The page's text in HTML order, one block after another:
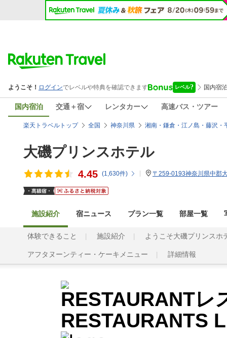
国内宿泊 交通＋宿 レンタカー 高速バス・ツアー
楽天トラベルトップ 全国 神奈川県 湘南・鎌倉・江ノ島・藤沢・
大磯プリンスホテル
4.45 (1,630件) 〒259-0193神奈川県中郡
施設紹介 宿ニュース プラン一覧 部屋一覧
体験できること 施設紹介 ようこそ大磯プリンスホ
アフタヌーンティー・ケーキメニュー 詳細情報
RESTAURANTレ
RESTAURANTS